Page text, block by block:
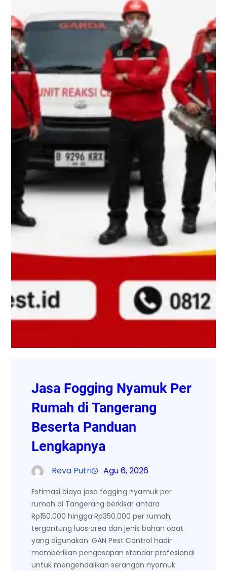
Jasa Fogging Nyamuk Per
Rumah di Tangerang
Beserta Panduan
Lengkapnya
Reva Putri Agu 6, 2026
Estimasi biaya jasa fogging nyamuk per
rumah di Tangerang berkisar antara
Rp150.000 hingga Rp350.000 per rumah,
tergantung luas area dan jenis bahan obat
yang digunakan. GAN Pest Control hadir
memberikan pengasapan standar profesional
untuk mengendalikan serangan nyamuk